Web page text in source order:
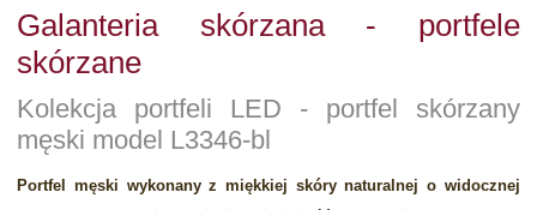
Galanteria skórzana - portfele
skórzane
Kolekcja portfeli LED - portfel skórzany
męski model L3346-bl
Portfel męski wykonany z miękkiej skóry naturalnej o widocznej